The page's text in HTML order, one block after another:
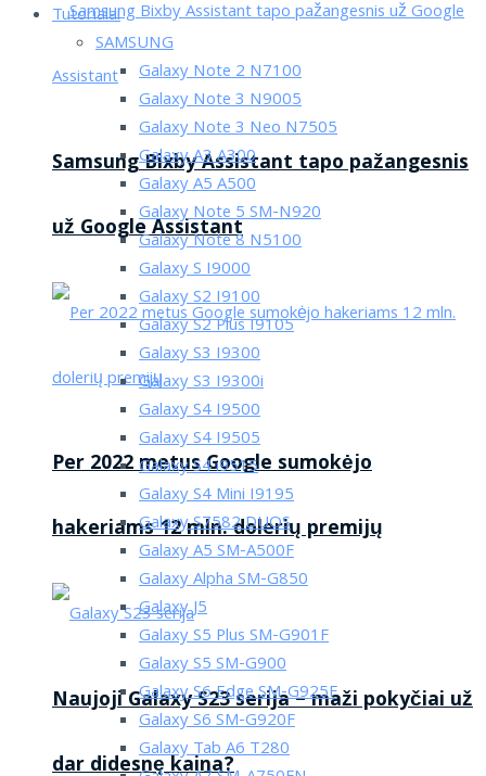
Samsung Bixby Assistant tapo pažangesnis
už Google Assistant
Per 2022 metus Google sumokėjo
hakeriams 12 mln. dolerių premijų
Naujoji Galaxy S23 serija – maži pokyčiai už
dar didesnę kaina?
Tutorialai
SAMSUNG
Galaxy Note 2 N7100
Galaxy Note 3 N9005
Galaxy Note 3 Neo N7505
Galaxy A3 A300
Galaxy A5 A500
Galaxy Note 5 SM-N920
Galaxy Note 8 N5100
Galaxy S I9000
Galaxy S2 I9100
Galaxy S2 Plus I9105
Galaxy S3 I9300
Galaxy S3 I9300i
Galaxy S4 I9500
Galaxy S4 I9505
Galaxy S4 i9515
Galaxy S4 Mini I9195
Galaxy S7582 DUOS
Galaxy A5 SM-A500F
Galaxy Alpha SM-G850
Galaxy J5
Galaxy S5 Plus SM-G901F
Galaxy S5 SM-G900
Galaxy S6 Edge SM-G925F
Galaxy S6 SM-G920F
Galaxy Tab A6 T280